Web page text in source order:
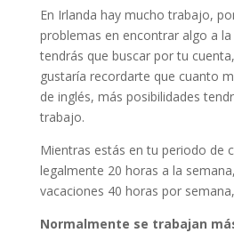
En Irlanda hay mucho trabajo,
problemas en encontrar algo a
tendrás que buscar por tu
gustaría recordarte que cuanto
de inglés, más posibilidades
trabajo.
Mientras estás en tu periodo de
legalmente 20 horas a la
vacaciones 40 horas por semana,
Normalmente se trabajan